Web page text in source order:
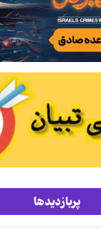
پربازدیدها